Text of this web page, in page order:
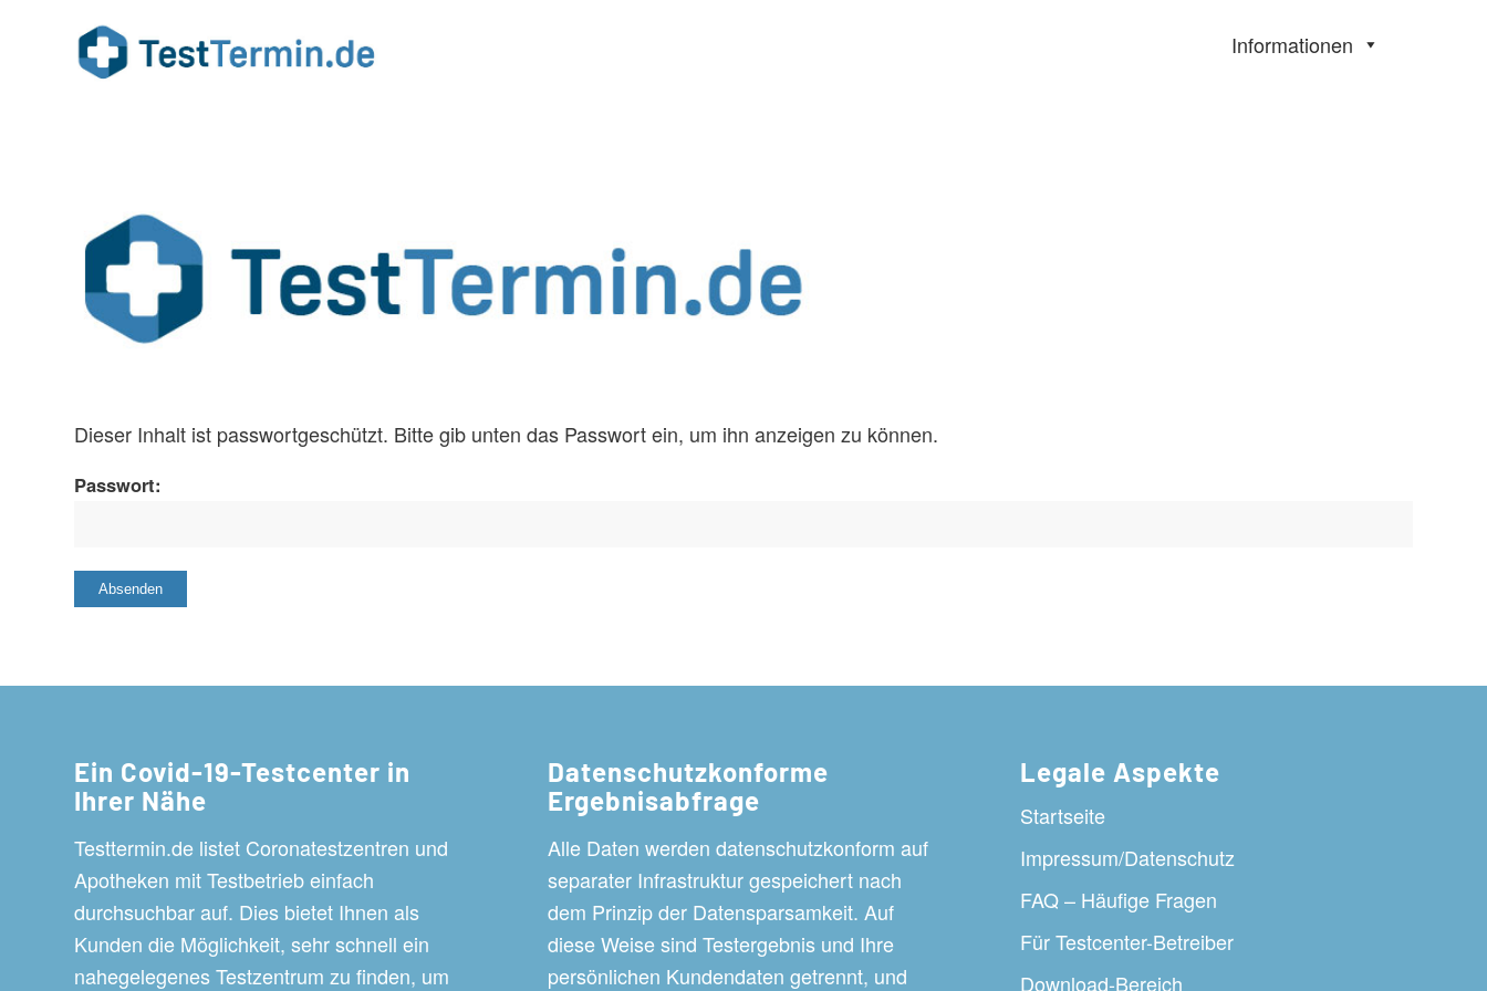
Informationen
Dieser Inhalt ist passwortgeschützt. Bitte gib unten das Passwort ein, um ihn anzeigen zu können.
Passwort:
Ein Covid-19-Testcenter in
Ihrer Nähe
Testtermin.de listet Coronatestzentren und
Apotheken mit Testbetrieb einfach
durchsuchbar auf. Dies bietet Ihnen als
Kunden die Möglichkeit, sehr schnell ein
nahegelegenes Testzentrum zu finden, um
Datenschutzkonforme
Ergebnisabfrage
Alle Daten werden datenschutzkonform auf
separater Infrastruktur gespeichert nach
dem Prinzip der Datensparsamkeit. Auf
diese Weise sind Testergebnis und Ihre
persönlichen Kundendaten getrennt, und
Legale Aspekte
Startseite
Impressum/Datenschutz
FAQ – Häufige Fragen
Für Testcenter-Betreiber
Download-Bereich